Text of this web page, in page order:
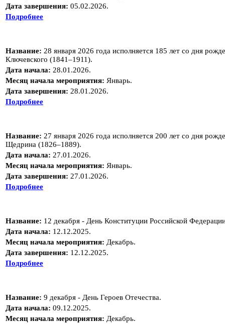
Дата завершения: 05.02.2026.
Подробнее
Название: 28 января 2026 года исполняется 185 лет со дня
Ключевского (1841–1911).
Дата начала: 28.01.2026.
Месяц начала мероприятия: Январь.
Дата завершения: 28.01.2026.
Подробнее
Название: 27 января 2026 года исполняется 200 лет со дня
Щедрина (1826–1889).
Дата начала: 27.01.2026.
Месяц начала мероприятия: Январь.
Дата завершения: 27.01.2026.
Подробнее
Название: 12 декабря - День Конституции Российской
Дата начала: 12.12.2025.
Месяц начала мероприятия: Декабрь.
Дата завершения: 12.12.2025.
Подробнее
Название: 9 декабря - День Героев Отечества.
Дата начала: 09.12.2025.
Месяц начала мероприятия: Декабрь.